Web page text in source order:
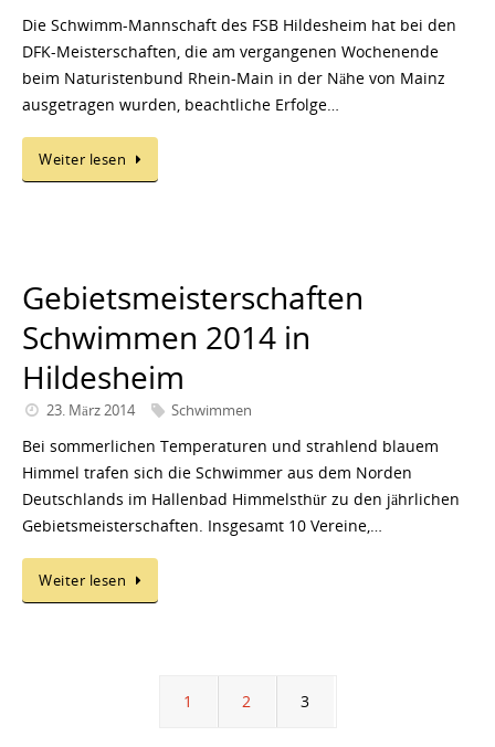
Die Schwimm-Mannschaft des FSB Hildesheim hat bei den
DFK-Meisterschaften, die am vergangenen Wochenende
beim Naturistenbund Rhein-Main in der Nähe von Mainz
ausgetragen wurden, beachtliche Erfolge…
Weiter lesen
Gebietsmeisterschaften
Schwimmen 2014 in
Hildesheim
23. März 2014 Schwimmen
Bei sommerlichen Temperaturen und strahlend blauem
Himmel trafen sich die Schwimmer aus dem Norden
Deutschlands im Hallenbad Himmelsthür zu den jährlichen
Gebietsmeisterschaften. Insgesamt 10 Vereine,…
Weiter lesen
1 2 3